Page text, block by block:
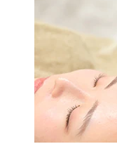
入手経路につ
当院で使用
全て国内の
す。